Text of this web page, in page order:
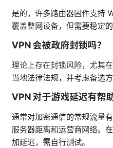
是的，许多路由器固件支持
覆盖整网设备，但需要稳定
VPN 会被政府封锁吗？
理论上存在封锁风险，尤其
当地法律法规，并考虑备选方
VPN 对于游戏延迟有帮
通常对加密通信的常规流量
服务器距离和运营商网络。
加延迟，需自行测试。